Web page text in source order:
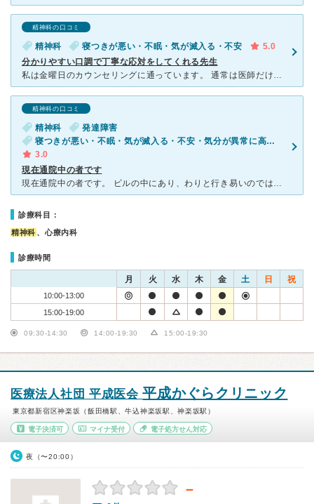
精神科の口コミ
精神科 寝つきが悪い・不眠・気が滅入る・不安
5.0
分かりやすい口調で丁寧な応対をしてくれる先生
私は金曜日のカウンセリングに通っています。 通常は医師だけの診察ですが、カウンセリングは希望すれば受けられます。カウンセリングの後、引き続き医師の診察を受けます。カウンセリングだけの受診は不可で
精神科の口コミ
精神科
発達障害
寝つきが悪い・不眠・気が滅入る・不安・気分が異常に高揚している
3.0
現在通院中の者です
現在通院中の者です。 ビルの中にあり、わりと行き易いのではないかなと思います。 待合室もそんなに雰囲気は悪くないし、精神病院ということを感じさせない落ち着いた雰囲気の待合室だと思います。
診療科目：
精神科 、心療内科
診療時間
月 火 水 木 金 土 日 祝
10:00-13:00
15:00-19:00
09:30-14:30 14:00-19:30 15:00-19:30
医療法人社団 平成医会平成かぐらクリニック
東京都新宿区神楽坂（飯田橋駅、牛込神楽坂駅、神楽坂駅）
電子決済可 マイナ受付 電子処方せん対応
夜（〜20:00）
－